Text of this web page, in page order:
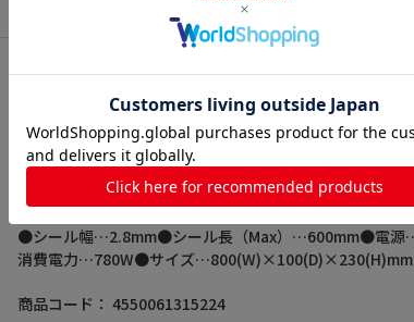
エスコ EA305XR-11 AC100V/780W長尺シ
個（ご注文単位1個）【直送品】
卓上シーラー
●シール幅…2.8mm●シール長（Max）…600mm●電
消費電力…780W●サイズ
するのに最適です。●温度調整はできません。（120～
商品コード： 4550061315224